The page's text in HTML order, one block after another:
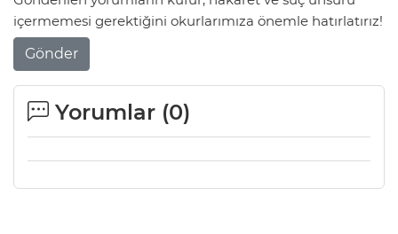
içermemesi gerektiğini okurlarımıza önemle hatırlatırız!
Gönder
Yorumlar (0)